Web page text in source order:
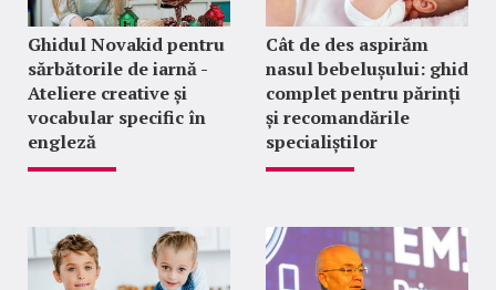
Ghidul Novakid pentru
sărbătorile de iarnă -
Ateliere creative și
vocabular specific în
engleză
Cât de des aspirăm
nasul bebelușului: ghid
complet pentru părinți
și recomandările
specialiștilor